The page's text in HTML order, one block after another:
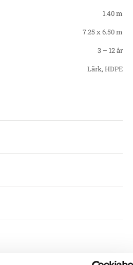
1.40 m
7.25 x 6.50 m
3 – 12 år
Lärk, HDPE
avvika mot de bilder som visas